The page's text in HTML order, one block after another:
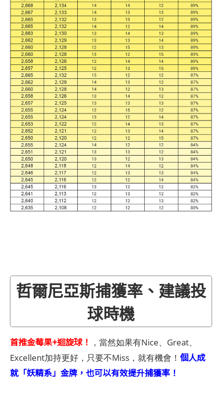
哲爾尼亞斯捕獲率、建議投
球時機
首推金莓果+迴旋球！ ，當然如果有Nice、Great、
Excellent加持更好，只要不Miss，就有機會！ 個人成
就「妖精系」金牌，也可以有效提升捕獲率！